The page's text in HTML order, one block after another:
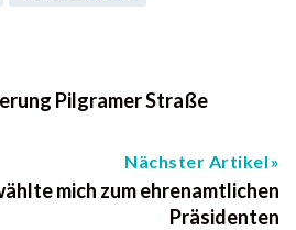
Pilgramer Straße
Nächster Artikel
mich zum ehrenamtlichen
Präsidenten